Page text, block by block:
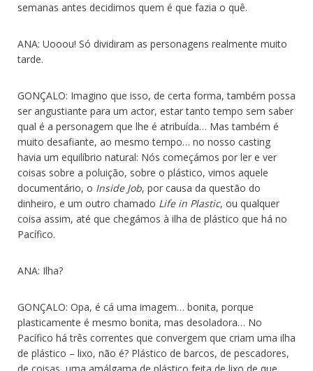
semanas antes decidimos quem é que fazia o quê.
ANA: Uooou! Só dividiram as personagens realmente muito
tarde.
GONÇALO: Imagino que isso, de certa forma, também possa
ser angustiante para um actor, estar tanto tempo sem saber
qual é a personagem que lhe é atribuída… Mas também é
muito desafiante, ao mesmo tempo… no nosso casting
havia um equilíbrio natural: Nós começámos por ler e ver
coisas sobre a poluição, sobre o plástico, vimos aquele
documentário, o Inside Job, por causa da questão do
dinheiro, e um outro chamado Life in Plastic, ou qualquer
coisa assim, até que chegámos à ilha de plástico que há no
Pacífico.
ANA: Ilha?
GONÇALO: Opa, é cá uma imagem… bonita, porque
plasticamente é mesmo bonita, mas desoladora… No
Pacífico há três correntes que convergem que criam uma ilha
de plástico – lixo, não é? Plástico de barcos, de pescadores,